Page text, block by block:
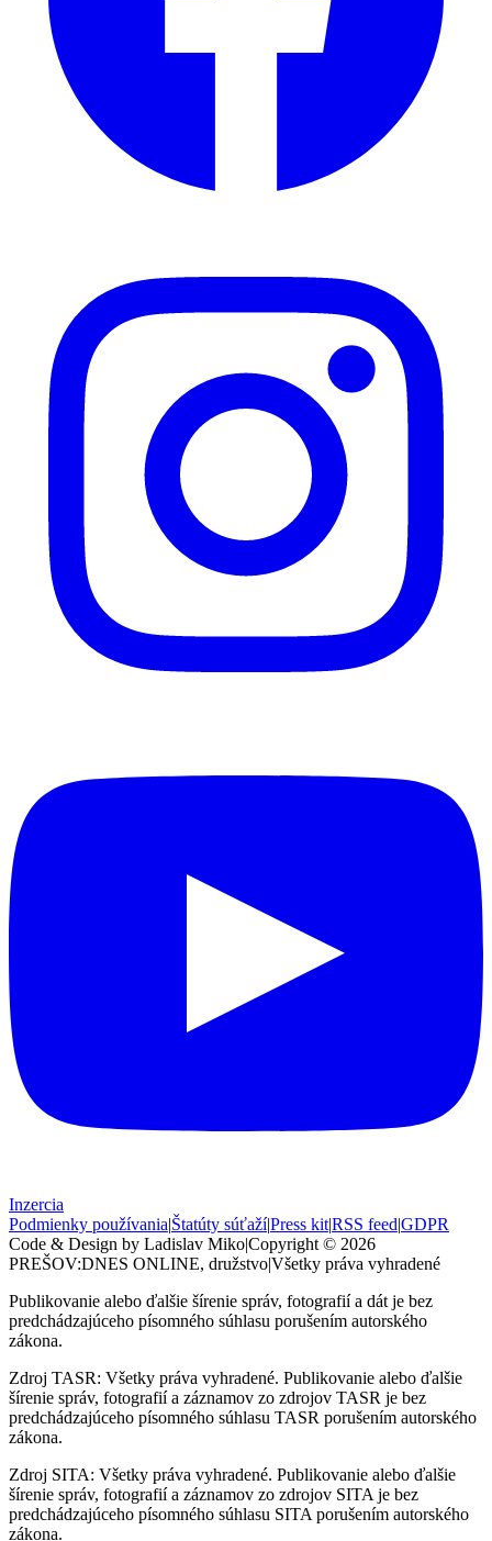
Inzercia
Podmienky používania|Štatúty súťaží|Press kit|RSS feed|GDPR
Code & Design by Ladislav Miko|Copyright © 2026
PREŠOV:DNES ONLINE, družstvo|Všetky práva vyhradené
Publikovanie alebo ďalšie šírenie správ, fotografií a dát je bez
predchádzajúceho písomného súhlasu porušením autorského
zákona.
Zdroj TASR: Všetky práva vyhradené. Publikovanie alebo ďalšie
šírenie správ, fotografií a záznamov zo zdrojov TASR je bez
predchádzajúceho písomného súhlasu TASR porušením autorského
zákona.
Zdroj SITA: Všetky práva vyhradené. Publikovanie alebo ďalšie
šírenie správ, fotografií a záznamov zo zdrojov SITA je bez
predchádzajúceho písomného súhlasu SITA porušením autorského
zákona.